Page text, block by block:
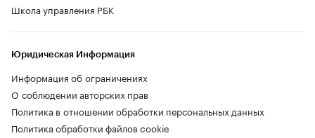
Школа управления РБК
Юридическая Информация
Информация об ограничениях
О соблюдении авторских прав
Политика в отношении обработки персональных данных
Политика обработки файлов cookie